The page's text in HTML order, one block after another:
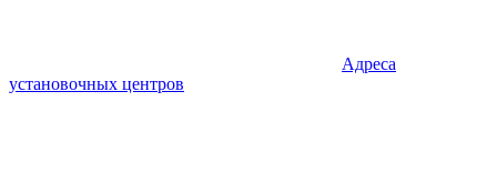
Адреса
установочных центров